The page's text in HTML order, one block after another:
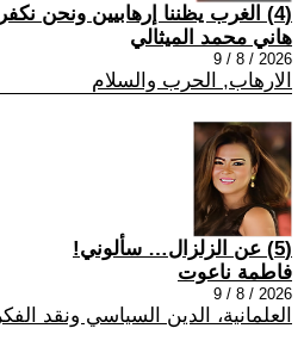
(4) الغرب يظننا إرهابيين ونحن نكفر بعضنا !!
هاني محمد الميثالي
2026 / 8 / 9
الارهاب, الحرب والسلام
(5) عن الزلزال… سألوني!
فاطمة ناعوت
2026 / 8 / 9
العلمانية، الدين السياسي ونقد